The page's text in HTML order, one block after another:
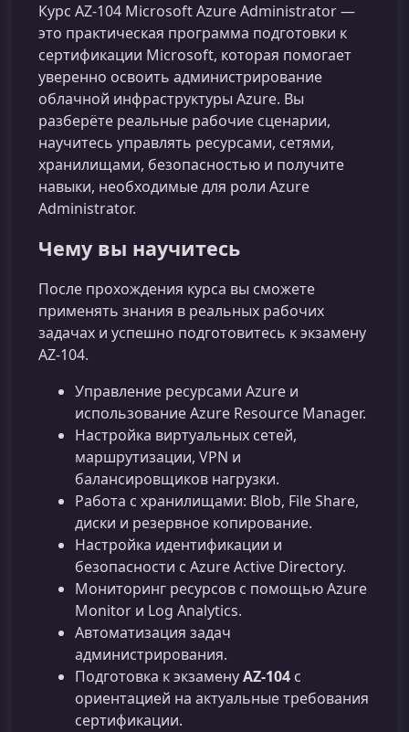
Курс AZ‑104 Microsoft Azure Administrator —
это практическая программа подготовки к
сертификации Microsoft, которая помогает
уверенно освоить администрирование
облачной инфраструктуры Azure. Вы
разберёте реальные рабочие сценарии,
научитесь управлять ресурсами, сетями,
хранилищами, безопасностью и получите
навыки, необходимые для роли Azure
Administrator.
Чему вы научитесь
После прохождения курса вы сможете
применять знания в реальных рабочих
задачах и успешно подготовитесь к экзамену
AZ‑104.
Управление ресурсами Azure и
использование Azure Resource Manager.
Настройка виртуальных сетей,
маршрутизации, VPN и
балансировщиков нагрузки.
Работа с хранилищами: Blob, File Share,
диски и резервное копирование.
Настройка идентификации и
безопасности с Azure Active Directory.
Мониторинг ресурсов с помощью Azure
Monitor и Log Analytics.
Автоматизация задач
администрирования.
Подготовка к экзаменуAZ‑104 с
ориентацией на актуальные требования
сертификации.